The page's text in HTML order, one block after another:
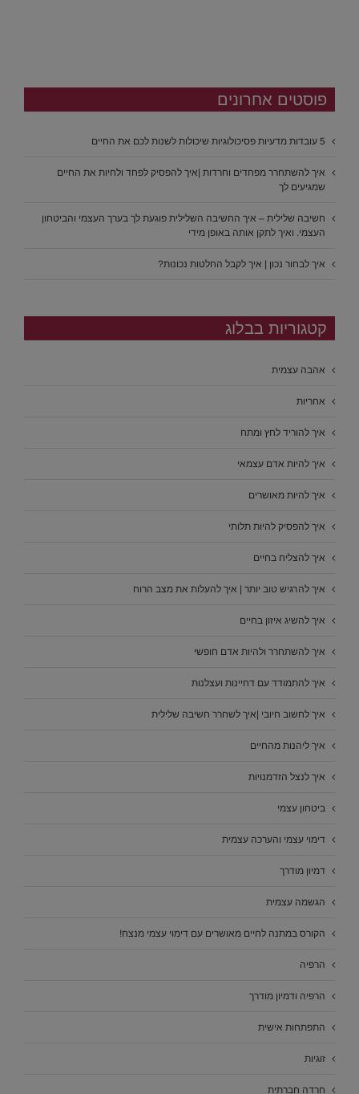
פוסטים אחרונים
5 עובדות מדעיות פסיכולוגיות שיכולות לשנות לכם את החיים
איך להשתחרר מפחדים וחרדות |איך להפסיק לפחד ולחיות את החיים
שמגיעים לך
חשיבה שלילית – איך החשיבה השלילית פוגעת לך בערך העצמי והביטחון
העצמי. ואיך לתקן אותה באופן מידי
איך לבחור נכון | איך לקבל החלטות נכונות?
קטגוריות בבלוג
אהבה עצמית
אחריות
איך להוריד לחץ ומתח
איך להיות אדם עצמאי
איך להיות מאושרים
איך להפסיק להיות תלותי
איך להצליח בחיים
איך להרגיש טוב יותר | איך להעלות את מצב הרוח
איך להשיג איזון בחיים
איך להשתחרר ולהיות אדם חופשי
איך להתמודד עם דחיינות ועצלנות
איך לחשוב חיובי |איך לשחרר חשיבה שלילית
איך ליהנות מהחיים
איך לנצל הזדמנויות
ביטחון עצמי
דימוי עצמי והערכה עצמית
דמיון מודרך
הגשמה עצמית
הקורס במתנה לחיים מאושרים עם דימוי עצמי מנצח!
הרפיה
הרפיה ודמיון מודרך
התפתחות אישית
זוגיות
חרדה חברתית